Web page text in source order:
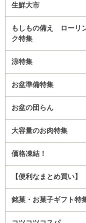
生鮮大市
もしもの備え ローリ
ク特集
涼特集
お盆準備特集
お盆の団らん
大容量のお肉特集
価格凍結！
【便利なまとめ買い】
銘菓・お菓子ギフト特